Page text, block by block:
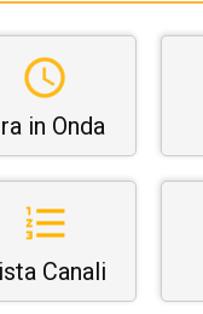
in Onda
Canali